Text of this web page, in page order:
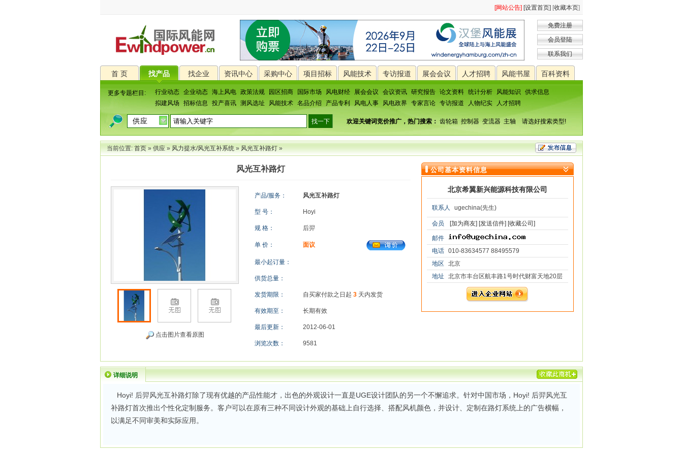
[网站公告] [设置首页] [收藏本页]
免费注册
会员登陆
联系我们
首 页 找产品 找企业 资讯中心 采购中心 项目招标 风能技术 专访报道 展会会议 人才招聘 风能书屋 百科资料
更多专题栏目: 行业动态 企业动态 海上风电 政策法规 园区招商 国际市场 风电财经 展会会议 会议资讯 研究报告 论文资料 统计分析 风能知识
供求信息
拟建风场
招标信息 投产喜讯 测风选址 风能技术 名品介绍 产品专利 风电人事 风电政界 专家言论 专访报道 人物纪实 人才招聘
欢迎关键词竞价推广，热门搜索： 齿轮箱 控制器 变流器 主轴 请选好搜索类型!
当前位置:首页»供应»风力提水/风光互补系统»风光互补路灯»
风光互补路灯
点击图片查看原图
产品/服务： 风光互补路灯
型 号： Hoyi
规 格： 后羿
单 价： 面议
最小起订量：
供货总量：
发货期限： 自买家付款之日起 3 天内发货
有效期至： 长期有效
最后更新： 2012-06-01
浏览次数： 9581
公司基本资料信息
北京希翼新兴能源科技有限公司
联系人 ugechina(先生)
会员 [加为商友] [发送信件] [收藏公司]
邮件
电话 010-83634577 88495579
地区
北京
地址
北京市丰台区航丰路1号时代财富天地20层
详细说明
Hoyi! 后羿风光互补路灯除了现有优越的产品性能才，出色的外观设计一直是UGE设计团队的另一个不懈追求。针对中国市场，Hoyi! 后羿风光互
补路灯首次推出个性化定制服务。客户可以在原有三种不同设计外观的基础上自行选择、搭配风机颜色，并设计、定制在路灯系统上的广告横幅，
以满足不同审美和实际应用。